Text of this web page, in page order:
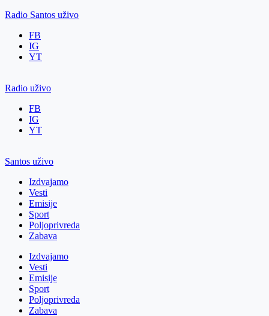
Radio Santos uživo
FB
IG
YT
Radio uživo
FB
IG
YT
Santos uživo
Izdvajamo
Vesti
Emisije
Sport
Poljoprivreda
Zabava
Izdvajamo
Vesti
Emisije
Sport
Poljoprivreda
Zabava